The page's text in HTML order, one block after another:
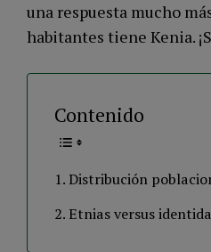
una respuesta mucho
habitantes tiene Kenia.
Contenido
Distribución
Etnias versus